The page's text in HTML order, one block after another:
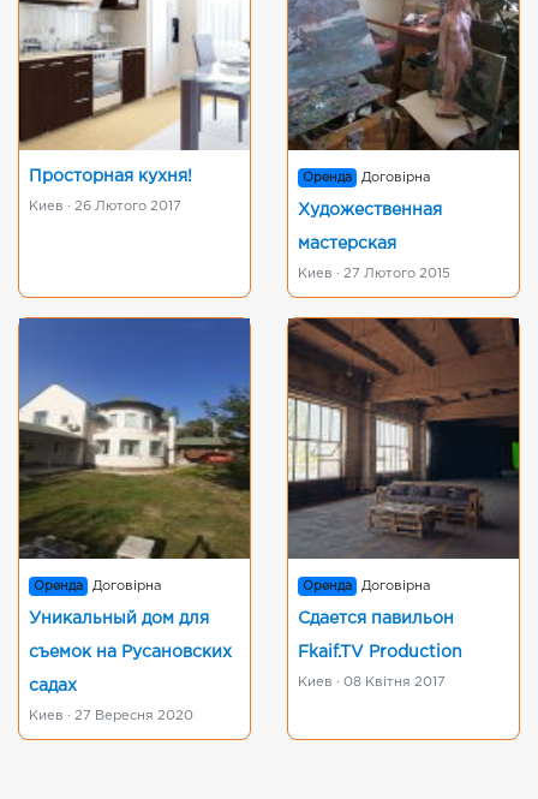
Просторная кухня!
Киев · 26 Лютого 2017
Оренда Договірна
Художественная
мастерская
Киев · 27 Лютого 2015
Оренда Договірна
Уникальный дом для
съемок на Русановских
садах
Киев · 27 Вересня 2020
Оренда Договірна
Сдается павильон
Fkaif.TV Production
Киев · 08 Квітня 2017